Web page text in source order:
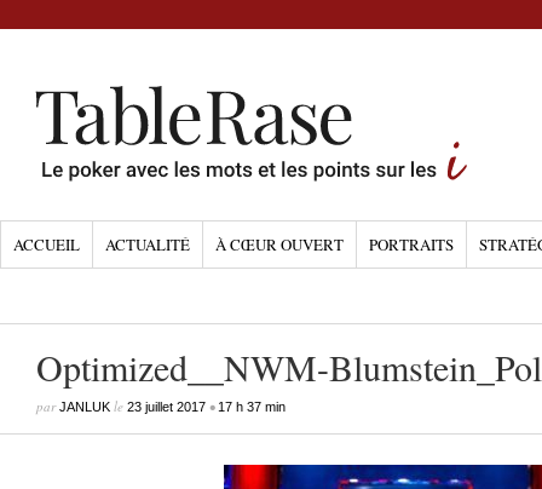
ACCUEIL ACTUALITÉ À CŒUR OUVERT PORTRAITS
Optimized__NWM-
parJANLUK le 23 juillet 2017 • 17 h 37 min